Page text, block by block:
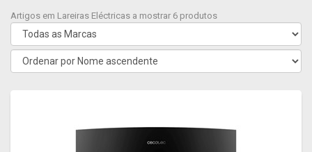
Artigos em Lareiras Eléctricas a mostrar 6 produtos